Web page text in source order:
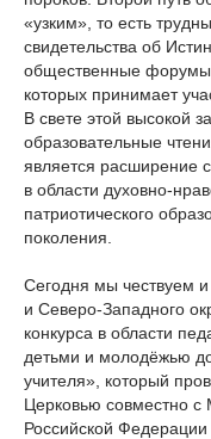
«узким», то есть
свидетельства об
общественные
которых принимает
В свете этой высокой
образовательные
является расширение
в области духовно-
патриотического
поколения.
Сегодня мы чествуем
и Северо-Западного
конкурса в области
детьми и молодёжью
учителя», который
Церковью совместно
Российской